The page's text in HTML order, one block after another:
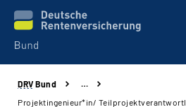
Beratung & Kontakt
DRV Bund
…
Projektingenieur*in/